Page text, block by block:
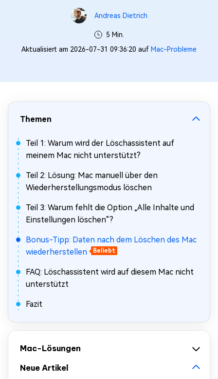
Andreas Dietrich
5 Min.
Aktualisiert am 2026-07-31 09:36:20 auf Mac-Probleme
Themen
Teil 1: Warum wird der Löschassistent auf
meinem Mac nicht unterstützt?
Teil 2: Lösung: Mac manuell über den
Wiederherstellungsmodus löschen
Teil 3: Warum fehlt die Option „Alle Inhalte und
Einstellungen löschen“?
Bonus-Tipp: Daten nach dem Löschen des Mac
wiederherstellen
Beliebt
FAQ: Löschassistent wird auf diesem Mac nicht
unterstützt
Fazit
Mac-Lösungen
Neue Artikel